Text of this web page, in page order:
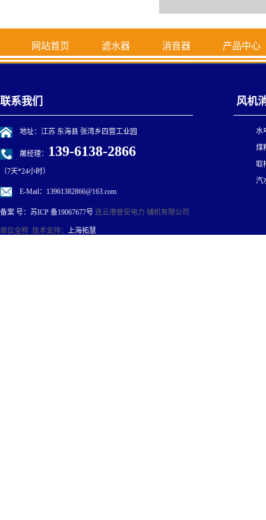
网站首页 滤水器 消音器 产品中心
联系我们
地址：江苏 东海县 张湾乡四营工业园
屠经理： 139-6138-2866
（7天*24小时）
E-Mail：13961382866@163.com
备案 号： 苏ICP 备19067677号 连云港普安电力 辅机有限公司
单位全称 技术支持：
上海拓慧
风机
水
煤
取
汽